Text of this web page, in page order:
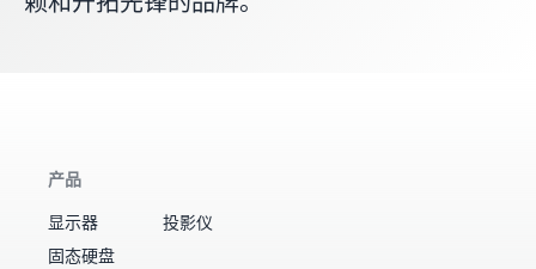
产品
显示器
投影仪
固态硬盘